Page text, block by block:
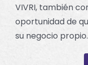
VIVRI, también
oportunidad de
su negocio propio.